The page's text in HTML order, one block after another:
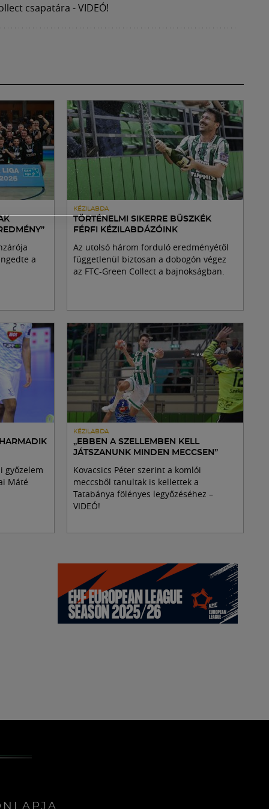
csapatára - VIDEÓ!
a
KÉZILABDA
TÖRTÉNELMI SIKERRE BÜSZKÉK
FÉRFI KÉZILABDÁZÓINK
Az utolsó három forduló eredményétől
függetlenül biztosan a dobogón végez
az FTC-Green Collect a bajnokságban.
győzelem
Máté
KÉZILABDA
„EBBEN A SZELLEMBEN KELL
JÁTSZANUNK MINDEN MECCSEN”
Kovacsics Péter szerint a komlói
meccsből tanultak is kellettek a
Tatabánya fölényes legyőzéséhez –
VIDEÓ!